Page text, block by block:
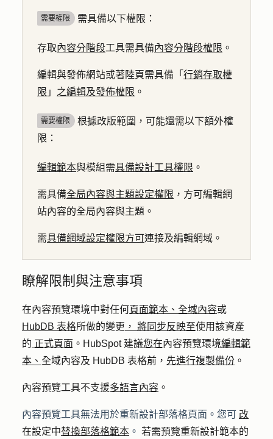
需要權限 需具備以下權限：
存取內容分階段工具需具備內容分階段權限 。
編輯與發佈網站或著陸頁需具備「 行銷存取權
限 」 之編輯及發佈權限 。
需要權限
根據改版範圍，可能還需以下額外權
限：
編輯範本與模組需具備設計工具權限 。
需具備全局內容與主題設定權限 ，方可編輯網
站內容的全局內容與主題。
需具備網域設定權限方可連接及編輯網域。
瞭解限制與注意事項
在內容預覽環境中對任何頁面範本、 全域內容或
HubDB 表格所做的變更 ， 將同步反映至使用該資產
的 正式頁面 。HubSpot 建議您在內容預覽環境編輯範
本、 全域內容及 HubDB 表格前， 先進行複製備份 。
內容預覽工具不支援多語言內容 。
內容預覽工具無法用於重新設計部落格頁面。您可 改
在設定中替換部落格範本 。 若需預覽重新設計範本的